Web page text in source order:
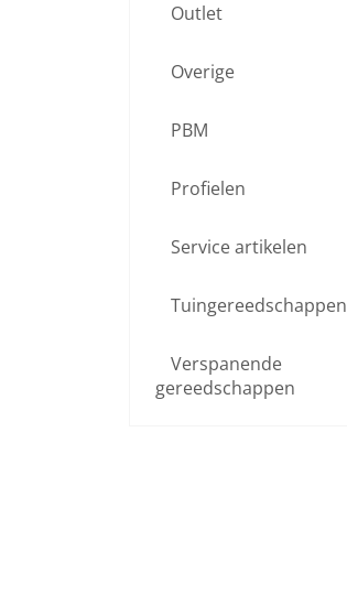
Outlet
Overige
PBM
Profielen
Service artikelen
Tuingereedschappen
Verspanende
gereedschappen